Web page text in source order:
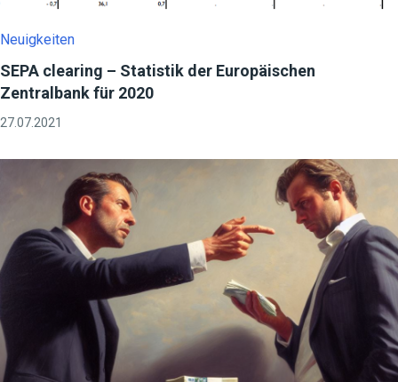
Neuigkeiten
SEPA clearing – Statistik der Europäischen
Zentralbank für 2020
27.07.2021